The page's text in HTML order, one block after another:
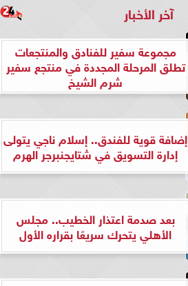
آخر الأخبار
مجموعة سفير للفنادق والمنتجعات
تطلق المرحلة المجددة في منتجع سفير
شرم الشيخ
إضافة قوية للفندق.. إسلام ناجي يتولى
إدارة التسويق في شتايجنبرجر الهرم
بعد صدمة اعتذار الخطيب.. مجلس
الأهلي يتحرك سريعًا بقراره الأول